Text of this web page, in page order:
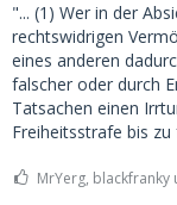
"... (1) Wer in der
rechtswidrigen
eines anderen
falscher oder durch
Tatsachen einen
Freiheitsstrafe bis
MrYerg,